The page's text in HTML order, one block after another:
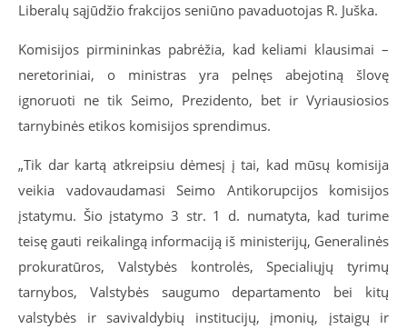
Liberalų sąjūdžio frakcijos seniūno pavaduotojas R. Juška.
Komisijos pirmininkas pabrėžia, kad keliami klausimai –
neretoriniai, o ministras yra pelnęs abejotiną šlovę
ignoruoti ne tik Seimo, Prezidento, bet ir Vyriausiosios
tarnybinės etikos komisijos sprendimus.
„Tik dar kartą atkreipsiu dėmesį į tai, kad mūsų komisija
veikia vadovaudamasi Seimo Antikorupcijos komisijos
įstatymu. Šio įstatymo 3 str. 1 d. numatyta, kad turime
teisę gauti reikalingą informaciją iš ministerijų, Generalinės
prokuratūros, Valstybės kontrolės, Specialiųjų tyrimų
tarnybos, Valstybės saugumo departamento bei kitų
valstybės ir savivaldybių institucijų, įmonių, įstaigų ir